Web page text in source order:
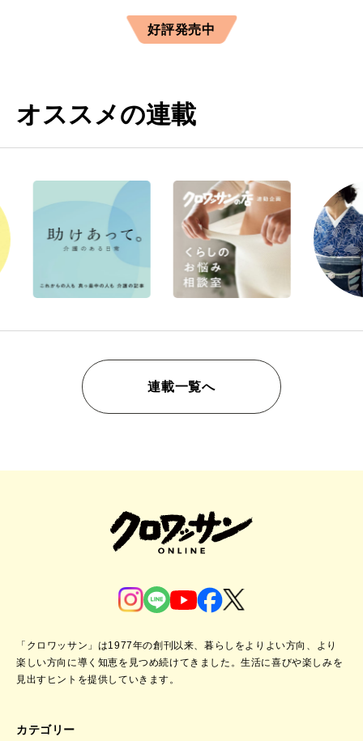
好評発売中
オススメの連載
連載一覧へ
「クロワッサン」は1977年の創刊以来、暮らしをよりよい方向、より
楽しい方向に導く知恵を見つめ続けてきました。生活に喜びや楽しみを
見出すヒントを提供していきます。
カテゴリー